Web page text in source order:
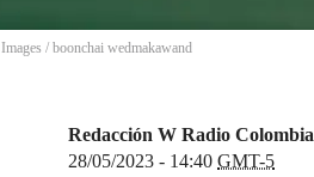
/ boonchai wedmakawand
Redacción W Radio Colombia
28/05/2023 - 14:40 GMT-5